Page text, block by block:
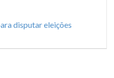
disputar eleições